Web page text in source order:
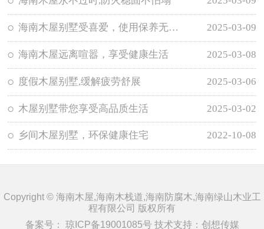
海南木屋别墅受喜爱，使用保养无需担忧 2025-03-09
海南木屋远离喧嚣，享受健康生活 2025-03-08
度假木屋别墅,缓解疲劳舒展 2025-03-06
木屋别墅带您享受高品质生活 2025-03-02
乡间木屋别墅，环保健康住宅 2022-10-08
Copyright © 海南木屋,海南木栈道,海南防腐木,海南绿山木业工
程有限公司 版权所有
备案号：
琼ICP备19001085号技术支持： 创想传媒